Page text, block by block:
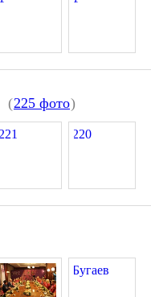
(225 фото)